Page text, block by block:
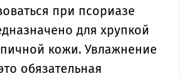
при псориазе
для хрупкой
кожи. Увлажнение
обязательная